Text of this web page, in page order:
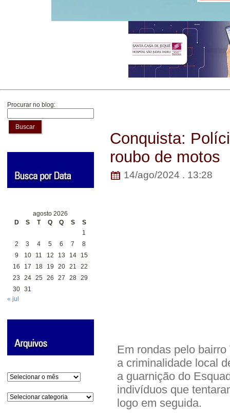
Procurar no blog:
Buscar
agosto 2026
D
S T Q Q S
S
1
2
3 4 5 6 7
8
9
10 11 12 13 14
15
16
17 18 19 20 21
22
23
24 25 26 27 28 29
30 31
« jul
Arquivos
Categorias
Conquista:
roubo de motos
14/ago/2024 . 13:28
Em rondas pelo
a criminalidade local
a guarnição do
indivíduos que
logo em seguida.